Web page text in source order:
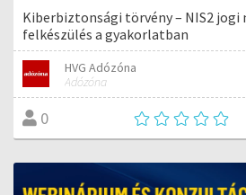
Kiberbiztonsági törvény – NIS2 jogi
felkészülés a gyakorlatban
HVG Adózóna
Adózóna
0